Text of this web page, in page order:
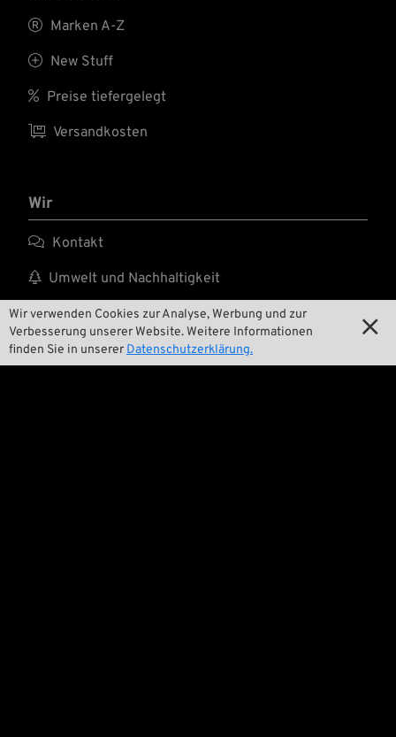
Wir verwenden Cookies zur Analyse, Werbung und zur
Verbesserung unserer Website. Weitere Informationen
finden Sie in unserer Datenschutzerklärung.

 Marken A-Z
 New Stuff
 Preise tiefergelegt
 Versandkosten
Wir
 Kontakt
 Umwelt und Nachhaltigkeit
 Unsere Geschichte
 Wrecking Crew